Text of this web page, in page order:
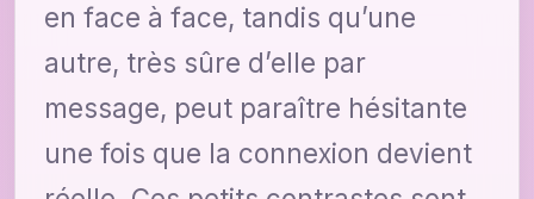
en face à face, tandis qu’une
autre, très sûre d’elle par
message, peut paraître hésitante
une fois que la connexion devient